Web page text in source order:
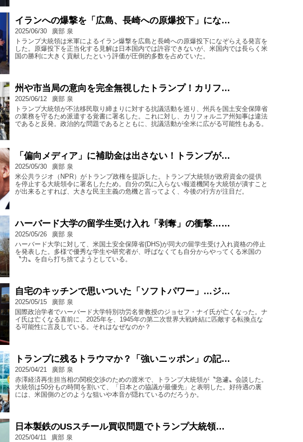
イランへの爆撃を「広島、長崎への原爆投下」にな…
2025/06/30
廣部 泉
トランプ大統領は米軍によるイラン爆撃を広島と長崎への原爆投下になぞらえる発言を
した。原爆投下を正当化する見解は日本国内では許容できないが、米国内では長らく米
国の勝利に大きく貢献したという評価が圧倒的多数を占めていた。
州や市当局の意向を完全無視したトランプ！カリフ…
2025/06/12
廣部 泉
トランプ大統領が不法移民取り締まりに対する抗議活動を巡り、州兵を国土安全保障省
の業務を守るため派遣する覚書に署名した。これに対し、カリフォルニア州知事は違法
であると反発。政治的な問題であるとともに、抗議活動が全米に広がる可能性もある。
「偏向メディア」に補助金は出さない！トランプが…
2025/05/30
廣部 泉
米公共ラジオ（NPR）がトランプ政権を提訴した。トランプ大統領が政府資金の提供
を停止する大統領令に署名したため。自分の気に入らない報道機関を大統領が潰すこと
が出来るとすれば、大きな民主主義の危機と言ってよく、今後の行方が注目だ。
ハーバード大学の留学生受け入れ「剥奪」の衝撃……
2025/05/26
廣部 泉
ハーバード大学に対して、米国土安全保障省(DHS)が同大の留学生受け入れ資格の停止
を発表した。多様で優秀な学生や研究者が、呼ばなくても自分からやってくる米国の
〝力〟を自ら打ち捨てようとしている。
自宅のキッチンで思いついた「ソフトパワー」…ジ…
2025/05/15
廣部 泉
国際政治学者でハーバード大学特別功労名誉教授のジョセフ・ナイ氏が亡くなった。ナ
イ氏は亡くなる直前に、2025年を、1945年の第二次世界大戦終結に匹敵する転換点な
る可能性に言及している。それはなぜなのか？
トランプに残るトラウマか？「強いニッポン」の記…
2025/04/21
廣部 泉
赤澤経済再生担当相の関税交渉のための渡米で、トランプ大統領が〝急遽〟会談した。
大統領は50分もの時間を割いて、「日本との協議が最優先」と表明した。好待遇の裏
には、米国側のどのような狙いや本音が隠れているのだろうか。
日本製鉄のUSスチール買収問題でトランプ大統領…
2025/04/11
廣部 泉